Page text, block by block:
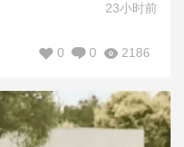
23小时前
2186
0
0